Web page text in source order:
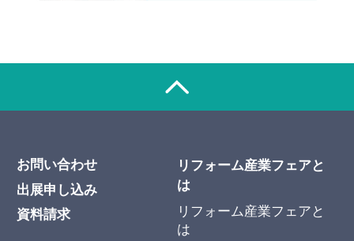
お問い合わせ
出展申し込み
資料請求
リフォーム産業フェアと
は
リフォーム産業フェアと
は